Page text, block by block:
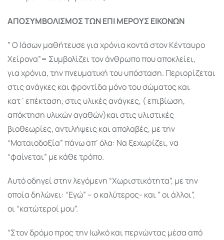
ΑΠΟΣΥΜΒΟΛΙΣΜΟΣ ΤΩΝ ΕΠΙ ΜΕΡΟΥΣ ΕΙΚΟΝΩΝ
” Ο Ιάσων μαθήτευσε για χρόνια κοντά στον Κένταυρο
Χείρονα”= Συμβολίζει τον άνθρωπο που αποκλείει,
για χρόνια, την πνευματική του υπόσταση. Περιορίζεται
στις ανάγκες και φροντίδα μόνο του σώματος και
κατ΄επέκταση, στις υλικές ανάγκες, ( επιβίωση,
απόκτηση υλικών αγαθών)και στις υλιστικές
βιοθεωρίες, αντιλήψεις και απολαβές, με την
“Ματαιοδοξία” πάνω απ’ όλα: Να ξεχωρίζει, να
“φαίνεται” με κάθε τρόπο.
Αυτό οδηγεί στην λεγόμενη “Χωριστικότητα”, με την
οποία δηλώνει: “Εγώ” – ο καλύτερος- και ” οι άλλοι”,
οι “κατώτεροί μου”.
“Στον δρόμο προς την Ιωλκό και περνώντας μέσα από